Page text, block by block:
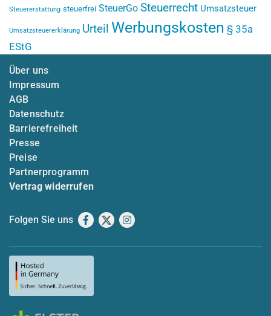
Steuererstattung steuerfrei SteuerGo Steuerrecht Umsatzsteuer
Umsatzsteuererklärung Urteil Werbungskosten § 35a
EStG
Über uns
Impressum
AGB
Datenschutz
Barrierefreiheit
Presse
Preise
Partnerprogramm
Vertrag widerrufen
Folgen Sie uns Facebook
X Instagram